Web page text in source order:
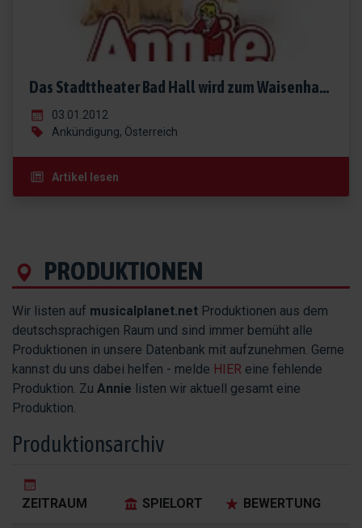
Das Stadttheater Bad Hall wird zum Waisenhaus
03.01.2012
Ankündigung, Österreich
Artikel lesen
PRODUKTIONEN
Wir listen auf musicalplanet.net Produktionen aus dem
deutschsprachigen Raum und sind immer bemüht alle
Produktionen in unsere Datenbank mit aufzunehmen. Gerne
kannst du uns dabei helfen - melde HIER eine fehlende
Produktion. Zu Annie listen wir aktuell gesamt eine
Produktion.
Produktionsarchiv
ZEITRAUM SPIELORT BEWERTUNG